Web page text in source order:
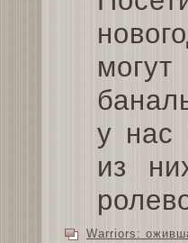
у нас
из
Warriors: